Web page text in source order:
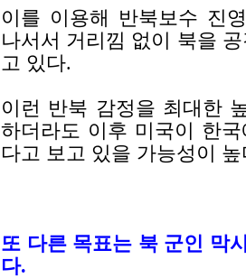
이를 이용해 반북보수 진
나서서 거리낌 없이 북을
고 있다.
이런 반북 감정을 최대한
하더라도 이후 미국이 한
다고 보고 있을 가능성이
또 다른 목표는 북 군인 막
다.